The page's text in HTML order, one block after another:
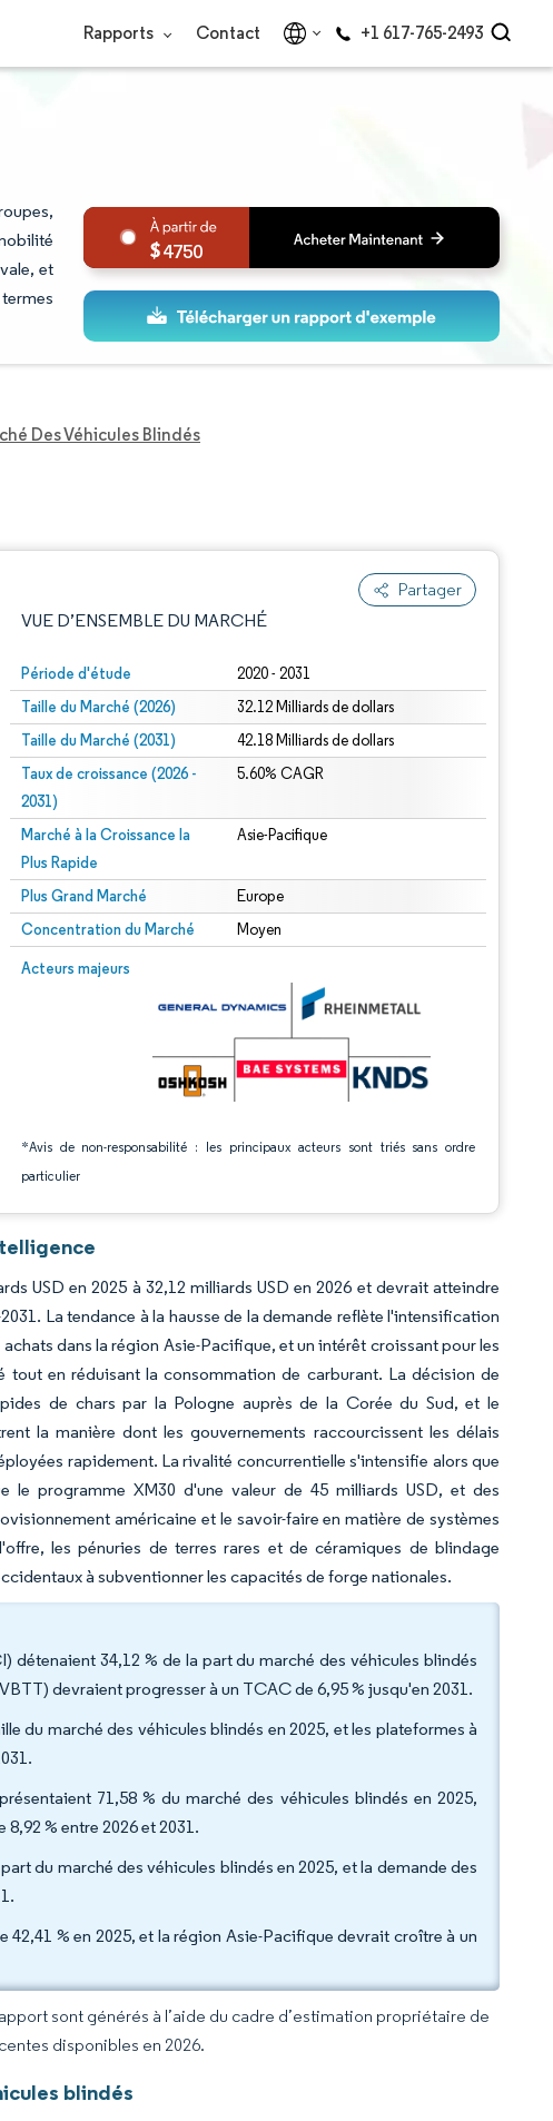
Rapports Contact +1 617-765-2493
et
4750
Des Véhicules Blindés
Partager
VUE D’ENSEMBLE DU MARCHÉ
Période d'étude 2020 - 2031
Taille du Marché (2026) 32.12 Milliards de dollars
Taille du Marché (2031) 42.18 Milliards de dollars
Taux de croissance (2026 -
2031)
5.60% CAGR
Marché à la Croissance la
Plus Rapide
Asie-Pacifique
Plus Grand Marché Europe
Concentration du Marché Moyen
Acteurs majeurs
*Avis de non-responsabilité : les principaux acteurs sont triés sans ordre
particulier
Image © Mordor Intelligence. La réutilisation nécessite une attribution sous CC BY 4.0.
une attribution sous CC BY 4.0.
USD en 2025 à 32,12 milliards USD en 2026 et devrait atteindre
La tendance à la hausse de la demande reflète l'intensification
dans la région Asie-Pacifique, et un intérêt croissant pour les
en réduisant la consommation de carburant. La décision de
de chars par la Pologne auprès de la Corée du Sud, et le
la manière dont les gouvernements raccourcissent les délais
rapidement. La rivalité concurrentielle s'intensifie alors que
programme XM30 d'une valeur de 45 milliards USD, et des
américaine et le savoir-faire en matière de systèmes
les pénuries de terres rares et de céramiques de blindage
à subventionner les capacités de forge nationales.
34,12 % de la part du marché des véhicules blindés
devraient progresser à un TCAC de 6,95 % jusqu'en 2031.
du marché des véhicules blindés en 2025, et les plateformes à
71,58 % du marché des véhicules blindés en 2025,
% entre 2026 et 2031.
du marché des véhicules blindés en 2025, et la demande des
% en 2025, et la région Asie-Pacifique devrait croître à un
sont générés à l’aide du cadre d’estimation propriétaire de
disponibles en 2026.
blindés